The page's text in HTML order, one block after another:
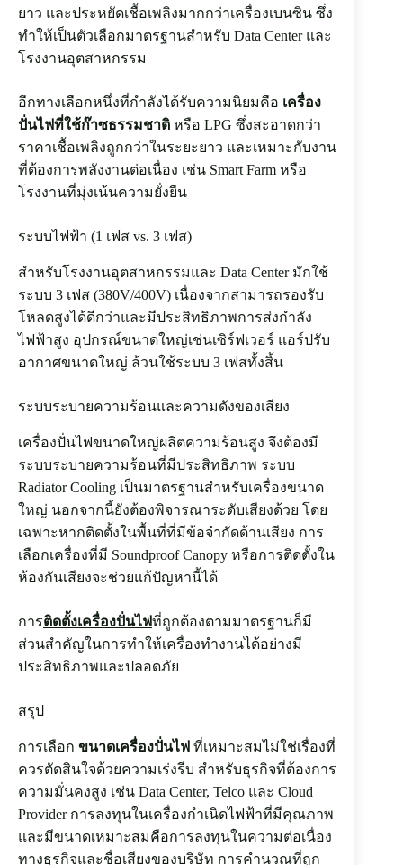
ยาว และประหยัดเชื้อเพลิงมากกว่าเครื่องเบนซิน ซึ่ง
ทำให้เป็นตัวเลือกมาตรฐานสำหรับ Data Center และ
โรงงานอุตสาหกรรม
อีกทางเลือกหนึ่งที่กำลังได้รับความนิยมคือ เครื่อง
ปั่นไฟที่ใช้ก๊าซธรรมชาติ หรือ LPG ซึ่งสะอาดกว่า
ราคาเชื้อเพลิงถูกกว่าในระยะยาว และเหมาะกับงาน
ที่ต้องการพลังงานต่อเนื่อง เช่น Smart Farm หรือ
โรงงานที่มุ่งเน้นความยั่งยืน
ระบบไฟฟ้า (1 เฟส vs. 3 เฟส)
สำหรับโรงงานอุตสาหกรรมและ Data Center มักใช้
ระบบ 3 เฟส (380V/400V) เนื่องจากสามารถรองรับ
โหลดสูงได้ดีกว่าและมีประสิทธิภาพการส่งกำลัง
ไฟฟ้าสูง อุปกรณ์ขนาดใหญ่เช่นเซิร์ฟเวอร์ แอร์ปรับ
อากาศขนาดใหญ่ ล้วนใช้ระบบ 3 เฟสทั้งสิ้น
ระบบระบายความร้อนและความดังของเสียง
เครื่องปั่นไฟขนาดใหญ่ผลิตความร้อนสูง จึงต้องมี
ระบบระบายความร้อนที่มีประสิทธิภาพ ระบบ
Radiator Cooling เป็นมาตรฐานสำหรับเครื่องขนาด
ใหญ่ นอกจากนี้ยังต้องพิจารณาระดับเสียงด้วย โดย
เฉพาะหากติดตั้งในพื้นที่ที่มีข้อจำกัดด้านเสียง การ
เลือกเครื่องที่มี Soundproof Canopy หรือการติดตั้งใน
ห้องกันเสียงจะช่วยแก้ปัญหานี้ได้
การติดตั้งเครื่องปั่นไฟที่ถูกต้องตามมาตรฐานก็มี
ส่วนสำคัญในการทำให้เครื่องทำงานได้อย่างมี
ประสิทธิภาพและปลอดภัย
สรุป
การเลือก ขนาดเครื่องปั่นไฟ ที่เหมาะสมไม่ใช่เรื่องที่
ควรตัดสินใจด้วยความเร่งรีบ สำหรับธุรกิจที่ต้องการ
ความมั่นคงสูง เช่น Data Center, Telco และ Cloud
Provider การลงทุนในเครื่องกำเนิดไฟฟ้าที่มีคุณภาพ
และมีขนาดเหมาะสมคือการลงทุนในความต่อเนื่อง
ทางธุรกิจและชื่อเสียงของบริษัท การคำนวณที่ถูก